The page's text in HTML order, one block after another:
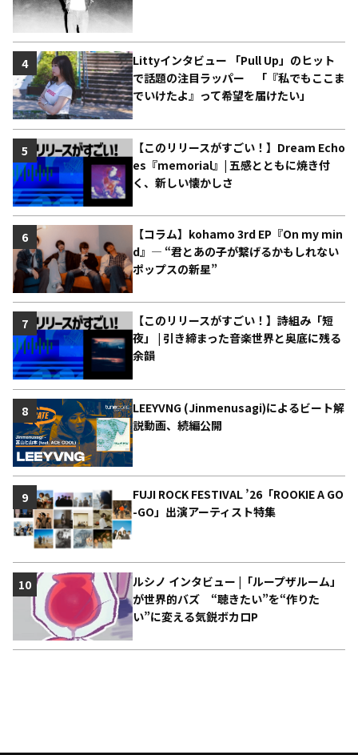
Littyインタビュー 「Pull Up」のヒット
で話題の注目ラッパー 「『私でもここま
でいけたよ』って希望を届けたい」
4
【このリリースがすごい！】Dream Echo
es『memorial』| 五感とともに焼き付
く、新しい懐かしさ
5
【コラム】kohamo 3rd EP『On my min
d』― “君とあの子が繋げるかもしれない
ポップスの新星”
6
【このリリースがすごい！】詩組み「短
夜」 | 引き締まった音楽世界と奥底に残る
余韻
7
LEEYVNG (Jinmenusagi)によるビート解
説動画、続編公開
8
FUJI ROCK FESTIVAL ’26「ROOKIE A GO
-GO」出演アーティスト特集
9
ルシノ インタビュー |「ループザルーム」
が世界的バズ “聴きたい”を“作りた
い”に変える気鋭ボカロP
10